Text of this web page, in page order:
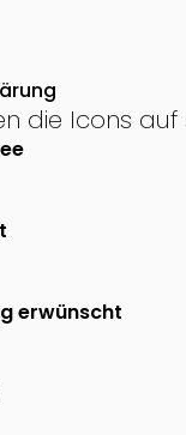
die Icons auf
erwünscht